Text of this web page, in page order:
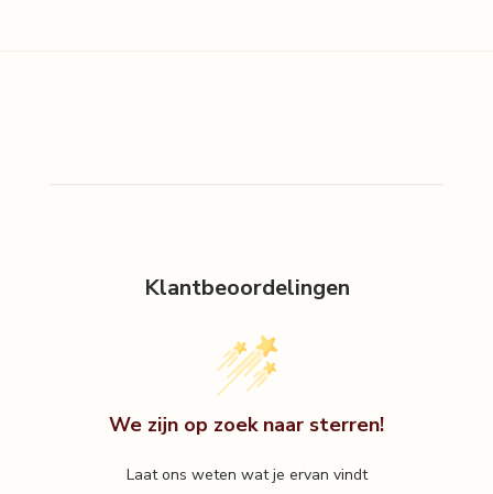
aan dit verhaal, tot in de aller-, allerkleinste details.
Klantbeoordelingen
We zijn op zoek naar sterren!
Laat ons weten wat je ervan vindt